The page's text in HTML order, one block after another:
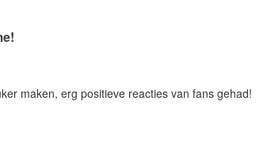
maken, erg positieve reacties van fans gehad!